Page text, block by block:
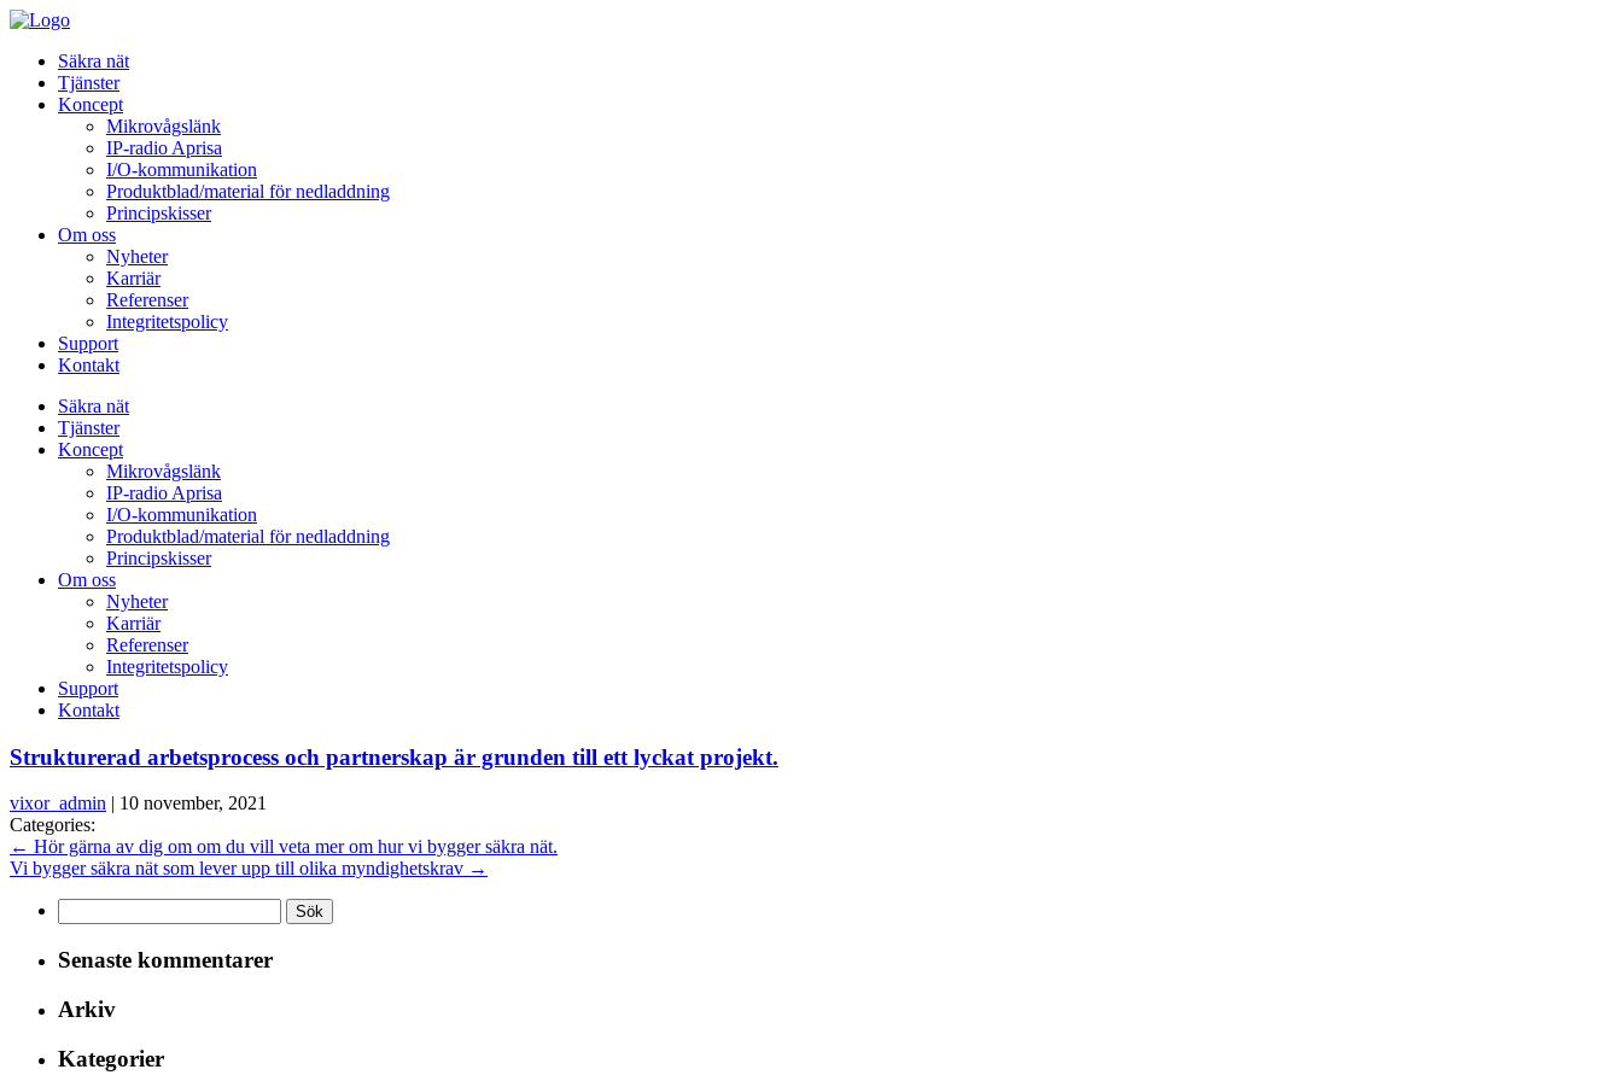
Säkra nät
Tjänster
Koncept
Mikrovågslänk
IP-radio Aprisa
I/O-kommunikation
Produktblad/material för nedladdning
Principskisser
Om oss
Nyheter
Karriär
Referenser
Integritetspolicy
Support
Kontakt
Säkra nät
Tjänster
Koncept
Mikrovågslänk
IP-radio Aprisa
I/O-kommunikation
Produktblad/material för nedladdning
Principskisser
Om oss
Nyheter
Karriär
Referenser
Integritetspolicy
Support
Kontakt
Strukturerad arbetsprocess och partnerskap är grunden till ett lyckat projekt.
vixor_admin | 10 november, 2021
Categories:
← Hör gärna av dig om om du vill veta mer om hur vi bygger säkra nät.
Vi bygger säkra nät som lever upp till olika myndighetskrav →
efter:
Senaste kommentarer
Arkiv
Kategorier